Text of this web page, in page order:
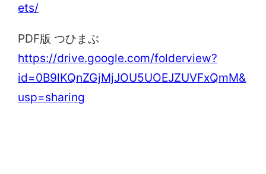
ets/
PDF版 つひまぶ
https://drive.google.com/folderview?
id=0B9lKQnZGjMjJOU5UOEJZUVFxQmM&
usp=sharing